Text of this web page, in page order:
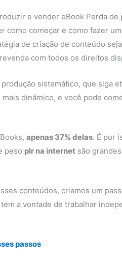
e vender eBook Perda de
como começar e como fazer
de criação de conteúdo
com todos os direitos
sistemático, que siga
dinâmico, e você pode
apenas 37% delas. É por
peso plr na internet são
conteúdos, criamos um
a vontade de trabalhar
passos